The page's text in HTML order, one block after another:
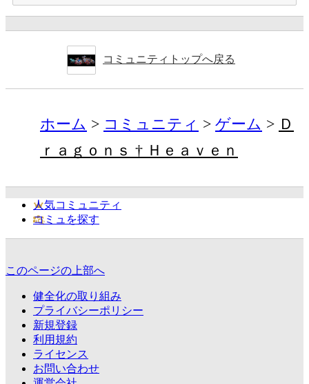
コミュニティトップへ戻る
ホーム コミュニティ ゲーム
Ｄ
ｒａｇｏｎｓ † Ｈｅａｖｅｎ
人気コミュニティ
コミュを探す
このページの上部へ
健全化の取り組み
プライバシーポリシー
新規登録
利用規約
ライセンス
お問い合わせ